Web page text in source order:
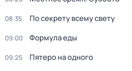
08:35 По секрету всему свету
09:00 Формула еды
09:25 Пятеро на одного